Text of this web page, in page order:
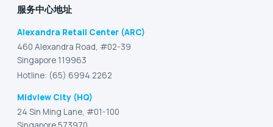
服务中心地址
Alexandra Retail Center (ARC)
460 Alexandra Road, #02-39
Singapore 119963
Hotline: (65) 6994 2262
Midview City (HQ)
24 Sin Ming Lane, #01-100